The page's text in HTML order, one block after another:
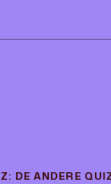
DE ANDERE